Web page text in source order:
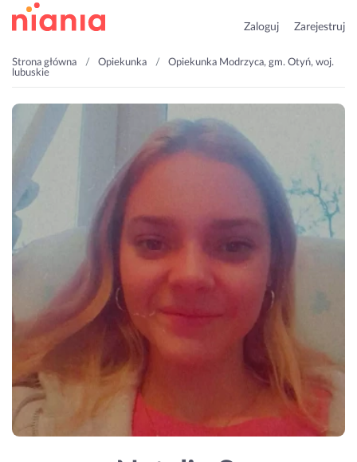
Zaloguj Zarejestruj
Strona główna Opiekunka
Opiekunka Modrzyca, gm. Otyń, woj.
lubuskie